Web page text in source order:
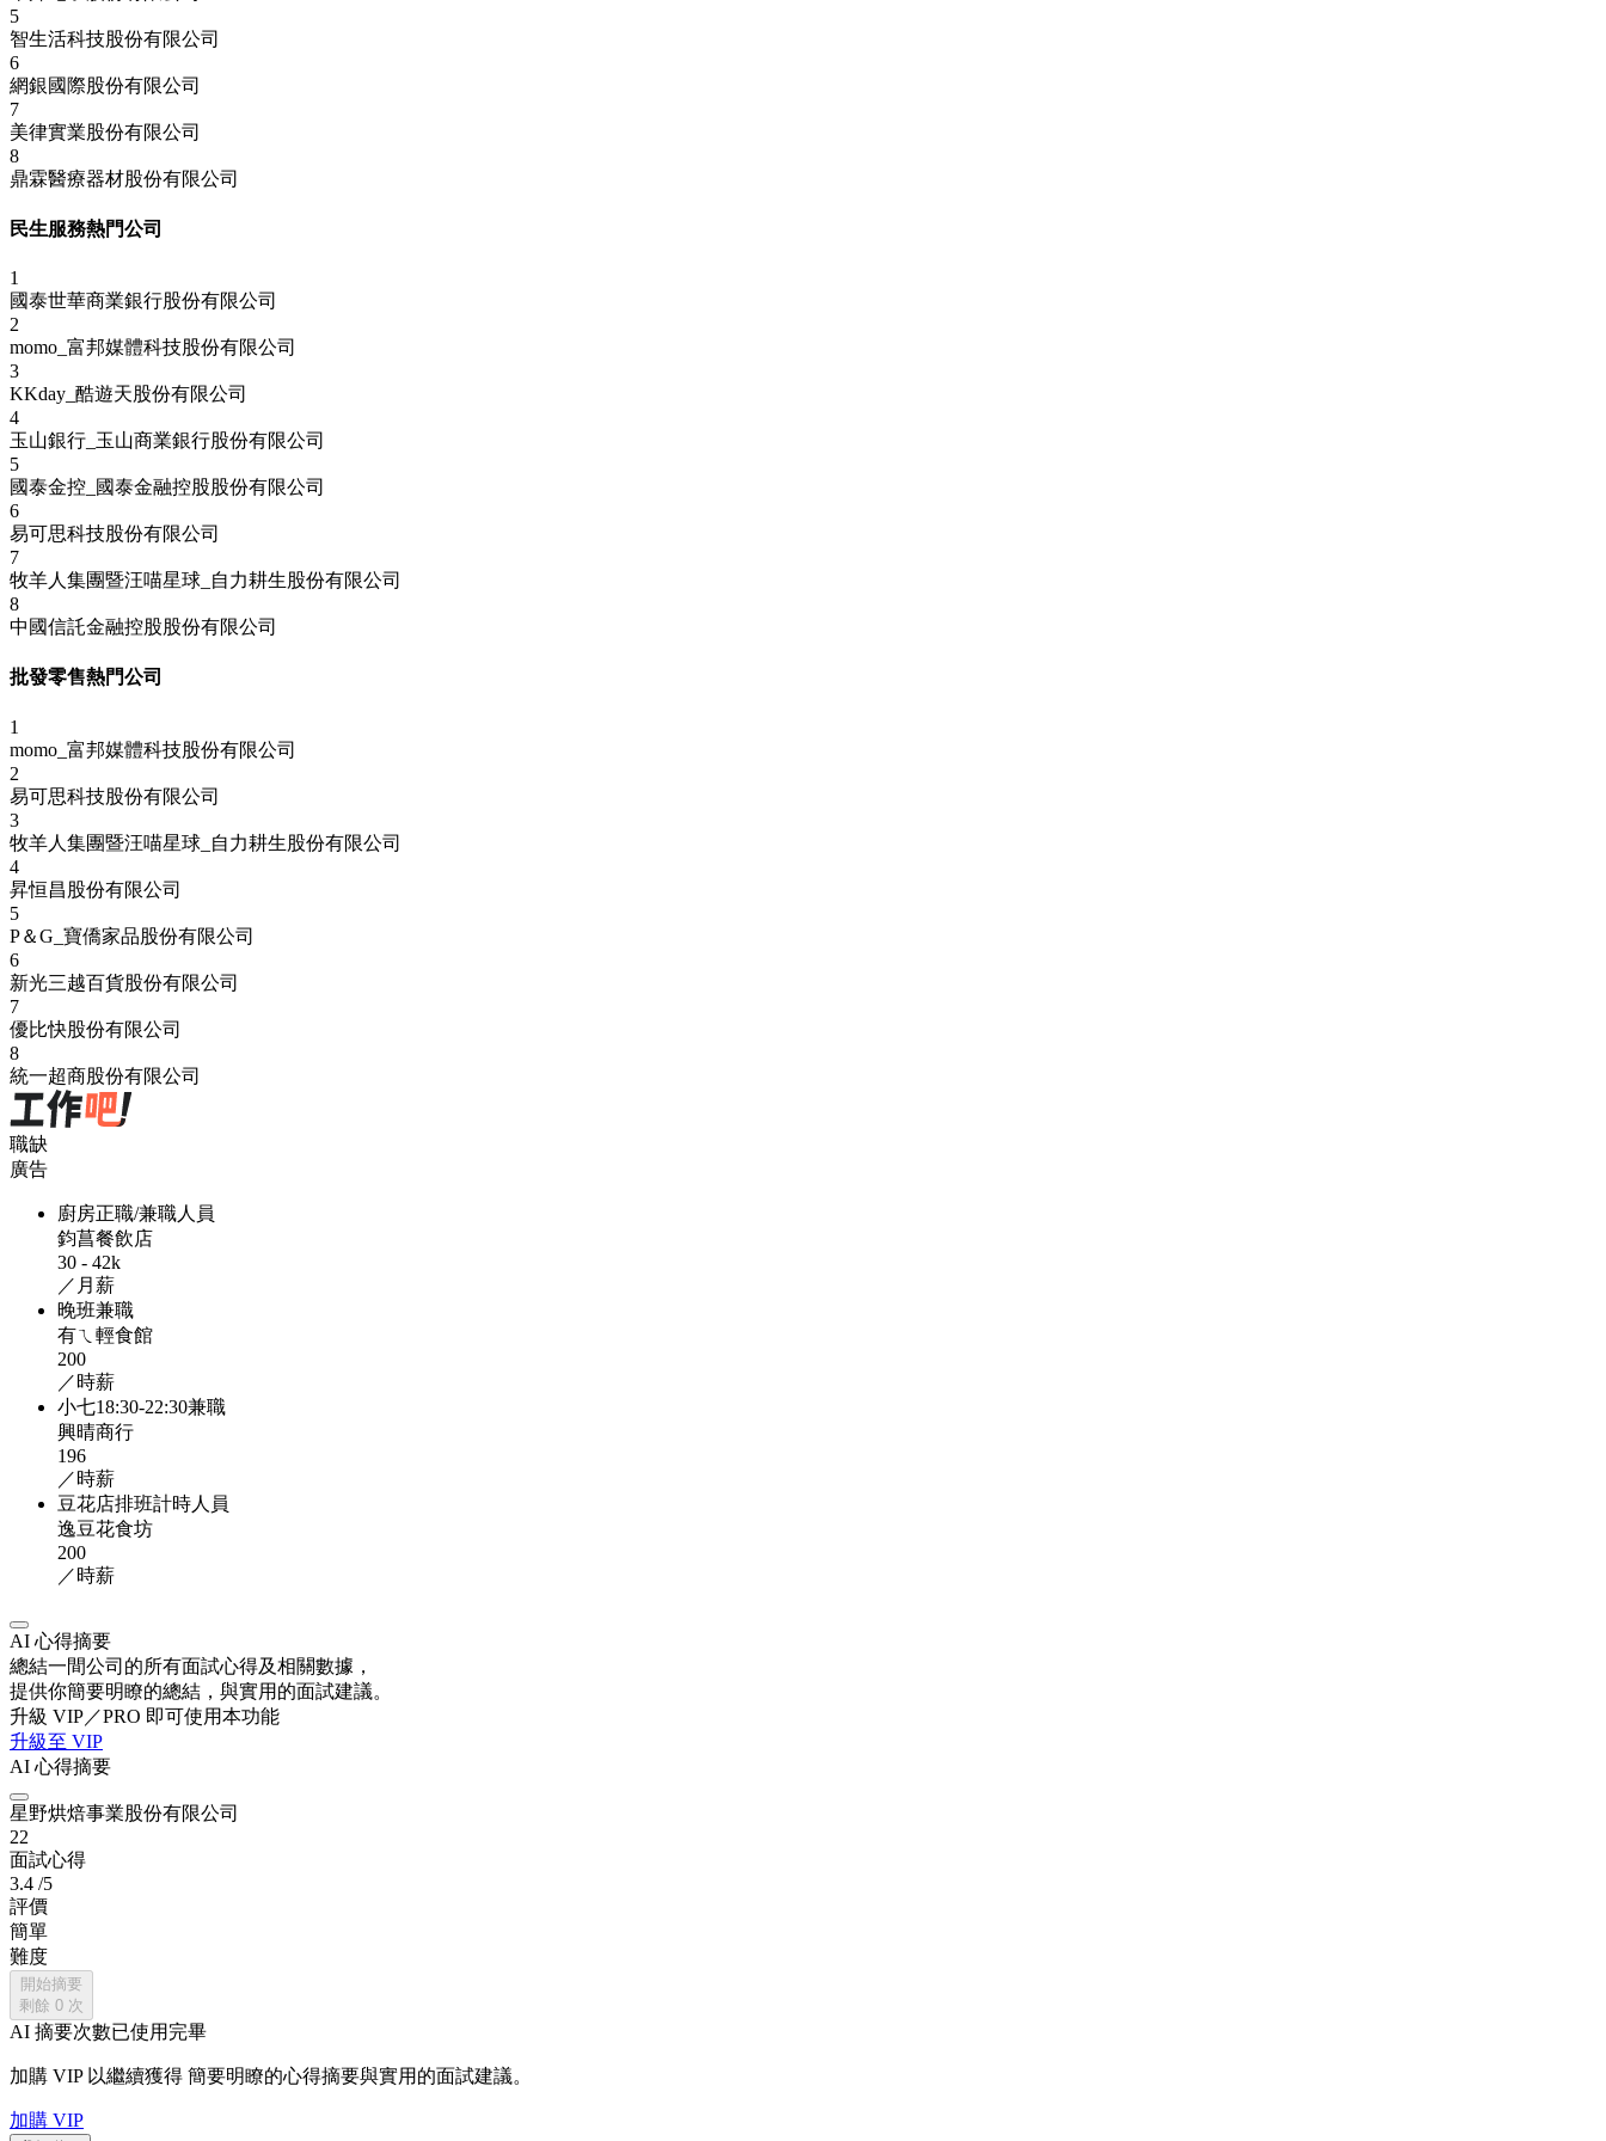
5
智生活科技股份有限公司
6
網銀國際股份有限公司
7
美律實業股份有限公司
8
鼎霖醫療器材股份有限公司
民生服務熱門公司
1
國泰世華商業銀行股份有限公司
2
momo_富邦媒體科技股份有限公司
3
KKday_酷遊天股份有限公司
4
玉山銀行_玉山商業銀行股份有限公司
5
國泰金控_國泰金融控股股份有限公司
6
易可思科技股份有限公司
7
牧羊人集團暨汪喵星球_自力耕生股份有限公司
8
中國信託金融控股股份有限公司
批發零售熱門公司
1
momo_富邦媒體科技股份有限公司
2
易可思科技股份有限公司
3
牧羊人集團暨汪喵星球_自力耕生股份有限公司
4
昇恒昌股份有限公司
5
P＆G_寶僑家品股份有限公司
6
新光三越百貨股份有限公司
7
優比快股份有限公司
8
統一超商股份有限公司
職缺
廣告
廚房正職/兼職人員
鈞菖餐飲店
30 - 42k
／月薪
晚班兼職
有ㄟ輕食館
200
／時薪
小七18:30-22:30兼職
興晴商行
196
／時薪
豆花店排班計時人員
逸豆花食坊
200
／時薪
AI 心得摘要
總結一間公司的所有面試心得及相關數據，
提供你簡要明瞭的總結，與實用的面試建議。
升級 VIP／PRO 即可使用本功能
升級至 VIP
AI 心得摘要
星野烘焙事業股份有限公司
22
面試心得
3.4 /5
評價
簡單
難度
開始摘要
剩餘 0 次
AI 摘要次數已使用完畢
加購 VIP 以繼續獲得 簡要明瞭的心得摘要與實用的面試建議。
加購 VIP